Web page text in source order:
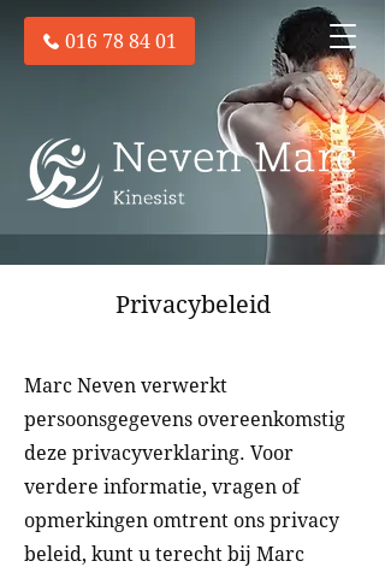
016 78 84 01
Privacybeleid
Marc Neven verwerkt
persoonsgegevens overeenkomstig
deze privacyverklaring. Voor
verdere informatie, vragen of
opmerkingen omtrent ons privacy
beleid, kunt u terecht bij Marc